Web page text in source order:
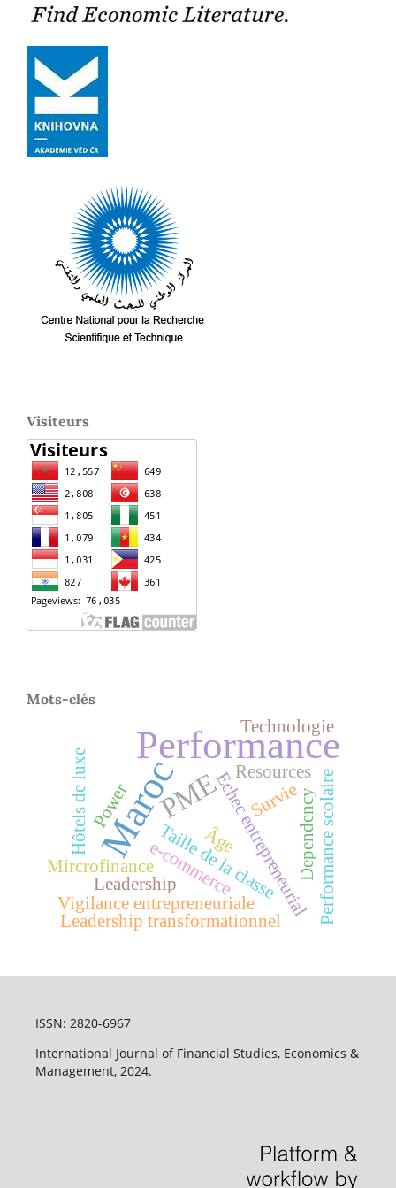
Visiteurs
Mots-clés
Maroc
Performance
PMEEchec entrepreneurial
Taille de la classe Performance scolaire
Survie
Vigilance entrepreneuriale
Mircrofinance
Leadership
Leadership transformationnel
Hôtels de luxe
Technologie
Resources
e-commerce
Power Dependency
Âge
ISSN: 2820-6967
International Journal of Financial Studies, Economics &
Management, 2024.